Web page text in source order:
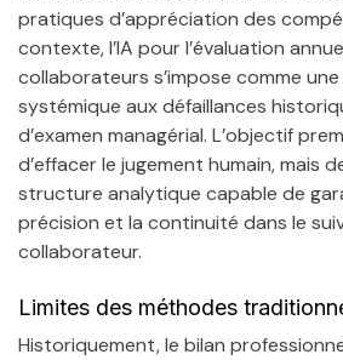
pratiques d’appréciation des
contexte, l’IA pour l’évaluation
collaborateurs s’impose comme
systémique aux défaillances
d’examen managérial. L’objectif
d’effacer le jugement humain, mais
structure analytique capable de
précision et la continuité dans le
collaborateur.
Limites des méthodes
Historiquement, le bilan